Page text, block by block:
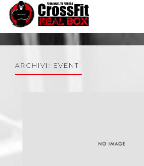
ARCHIVI: EVENTI